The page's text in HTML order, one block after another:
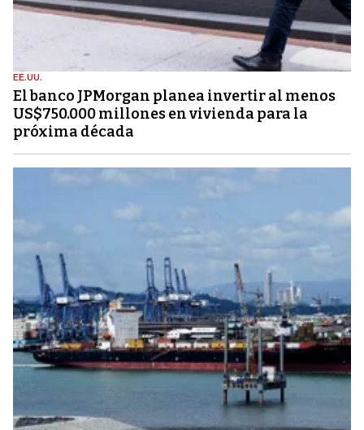
EE.UU.
El banco JPMorgan planea invertir al menos
US$750.000 millones en vivienda para la
próxima década